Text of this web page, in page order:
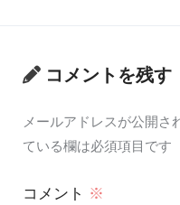
コメントを残す
メールアドレスが公開さ
ている欄は必須項目です
コメント ※